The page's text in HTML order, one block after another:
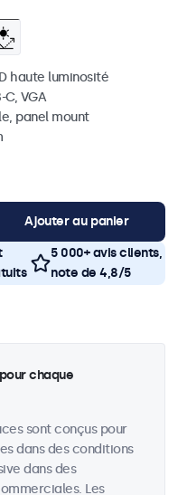
haute luminosité
C, VGA
panel mount
Ajouter au panier
5 000+ avis clients,
note de 4,8/5
chaque
sont conçus pour
dans des conditions
dans des
Les